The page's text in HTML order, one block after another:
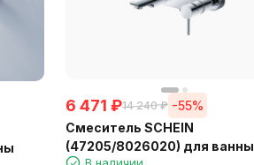
6 471 ₽14 240 ₽ -55%
Смеситель SCHEIN
(47205/8026020) для ванны